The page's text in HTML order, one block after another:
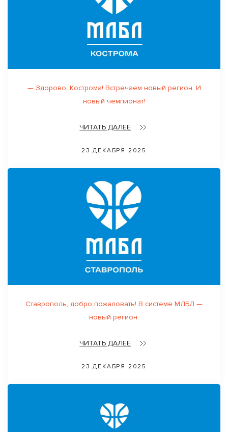
— Здорово, Кострoма! Встречаем новый регион. И
новый чемпионат!
ЧИТАТЬ ДАЛЕЕ
23 ДЕКАБРЯ 2025
Ставрополь, добро пожаловать! В системе МЛБЛ —
новый регион.
ЧИТАТЬ ДАЛЕЕ
23 ДЕКАБРЯ 2025